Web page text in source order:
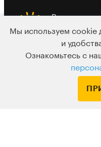
Вам
4,9
Есть из
Мы используем cookie
и
Ознакомьтесь с